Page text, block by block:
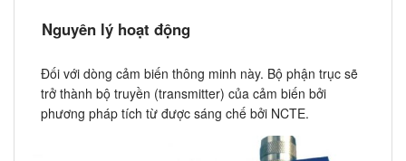
Nguyên lý hoạt động
Đối với dòng cảm biến thông minh này. Bộ phận trục sẽ
trở thành bộ truyền (transmitter) của cảm biến bởi
phương pháp tích từ được sáng chế bởi NCTE.